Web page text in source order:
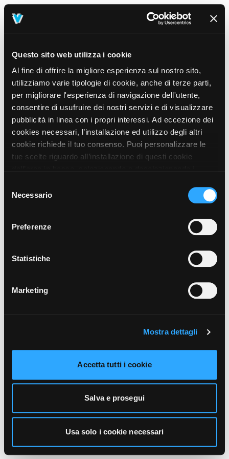
Questo sito web utilizza i cookie
Al fine di offrire la migliore esperienza sul nostro sito,
utilizziamo varie tipologie di cookie, anche di terze parti,
per migliorare l'esperienza di navigazione dell'utente,
consentire di usufruire dei nostri servizi e di visualizzare
pubblicità in linea con i propri interessi. Ad eccezione dei
cookies necessari, l’installazione ed utilizzo degli altri
cookie richiede il tuo consenso. Puoi personalizzare le
tue scelte riguardo all’installazione di questi cookie
prosegui” o decidere di accettare tutti i cookie, cliccando
sul pulsante “Accetta tutti i cookie”. Cliccando sul tasto
unicamente i cookie necessari alla navigazione. Per
funzionamento, puoi prendere visione dell’informativa
cliccando qui.
delNecessario
Preferenze
Statistiche
Marketing
Mostra dettagli
Accetta tutti i cookie
Salva e prosegui
Usa solo i cookie necessari
404